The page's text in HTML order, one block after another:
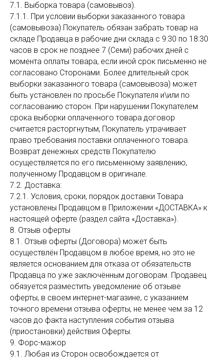
7.1. Выборка товара (самовывоз).
7.1.1. При условии выборки заказанного товара
(самовывоза) Покупатель обязан забрать товар на
складе Продавца в рабочие дни склада с 9:30 по 18:30
часов в срок не позднее 7 (Семи) рабочих дней с
момента оплаты товара, если иной срок письменно не
согласовано Сторонами. Более длительный срок
выборки заказанного товара (самовывоза) может
быть установлен по просьбе Покупателя и\или по
согласованию сторон. При нарушении Покупателем
срока выборки оплаченного товара договор
считается расторгнутым, Покупатель утрачивает
право требования поставки оплаченного товара.
Возврат денежных средств Покупателю
осуществляется по его письменному заявлению,
полученному Продавцом в оригинале.
7.2. Доставка:
7.2.1. Условия, сроки, порядок доставки Товара
установлены Продавцом в Приложении «ДОСТАВКА» к
настоящей оферте (раздел сайта «Доставка»).
8. Отзыв оферты
8.1. Отзыв оферты (Договора) может быть
осуществлён Продавцом в любое время, но это не
является основанием для отказа от обязательств
Продавца по уже заключённым договорам. Продавец
обязуется разместить уведомление об отзыве
оферты, в своем интернет-магазине, с указанием
точного времени отзыва оферты, не менее чем за 12
часов до факта наступления события отзыва
(приостановки) действия Оферты.
9. Форс-мажор
9.1. Любая из Сторон освобождается от